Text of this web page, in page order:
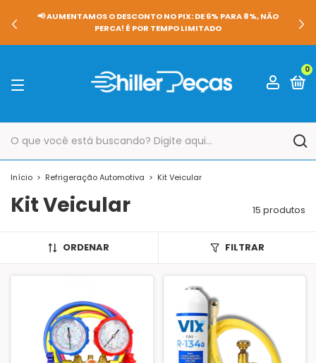
📢 AUMENTAMOS O DESCONTO NO PIX: DE 6% PARA 8%, NÃO
PERCA! É POR TEMPO LIMITADO
0
Início > Refrigeração Automotiva > Kit Veicular
Kit Veicular 15 produtos
ORDENAR FILTRAR